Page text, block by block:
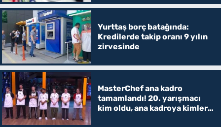
Yurttaş borç batağında:
Kredilerde takip oranı 9 yılın
zirvesinde
MasterChef ana kadro
tamamlandı! 20. yarışmacı
kim oldu, ana kadroya kimler